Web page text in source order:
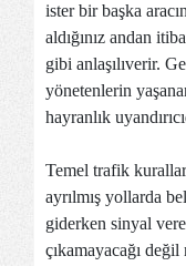
ister bir başka
aldığınız andan
gibi anlaşılıverir.
yönetenlerin
hayranlık
Temel trafik
ayrılmış yollarda
giderken sinyal
çıkamayacağı